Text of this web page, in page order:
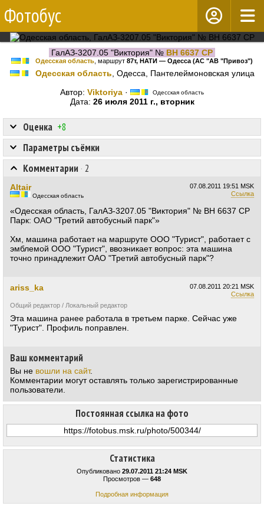
Фотобус
ГалАЗ-3207.05 "Виктория" № BH 6637 CP
Одесская область , маршрут 87т, НАТИ — Одесса (АС "АВ "Привоз")
Одесская область , Одесса, Пантелеймоновская улица
Автор: Viktoriya · Одесская область
Дата: 26 июля 2011 г., вторник
Статистика
Опубликовано 29.07.2011 21:24 MSK
Просмотров — 648
Подробная информация
Оценка +8
Постоянная ссылка на фото
Параметры съёмки
Комментарии · 2
07.08.2011 19:51 MSK
Ссылка
Altair
Одесская область
«Одесская область, ГалАЗ-3207.05 "Виктория" № ВН 6637 СР
Парк: ОАО "Третий автобусный парк"»
Хм, машина работает на маршруте ООО "Турист", работает с
эмблемой ООО "Турист", ввозникает вопрос: эта машина
точно принадлежит ОАО "Третий автобусный парк"?
07.08.2011 20:21 MSK
Ссылка
ariss_ka
Общий редактор / Локальный редактор
Эта машина ранее работала в третьем парке. Сейчас уже
"Турист". Профиль поправлен.
Ваш комментарий
Вы не вошли на сайт.
Комментарии могут оставлять только зарегистрированные
пользователи.